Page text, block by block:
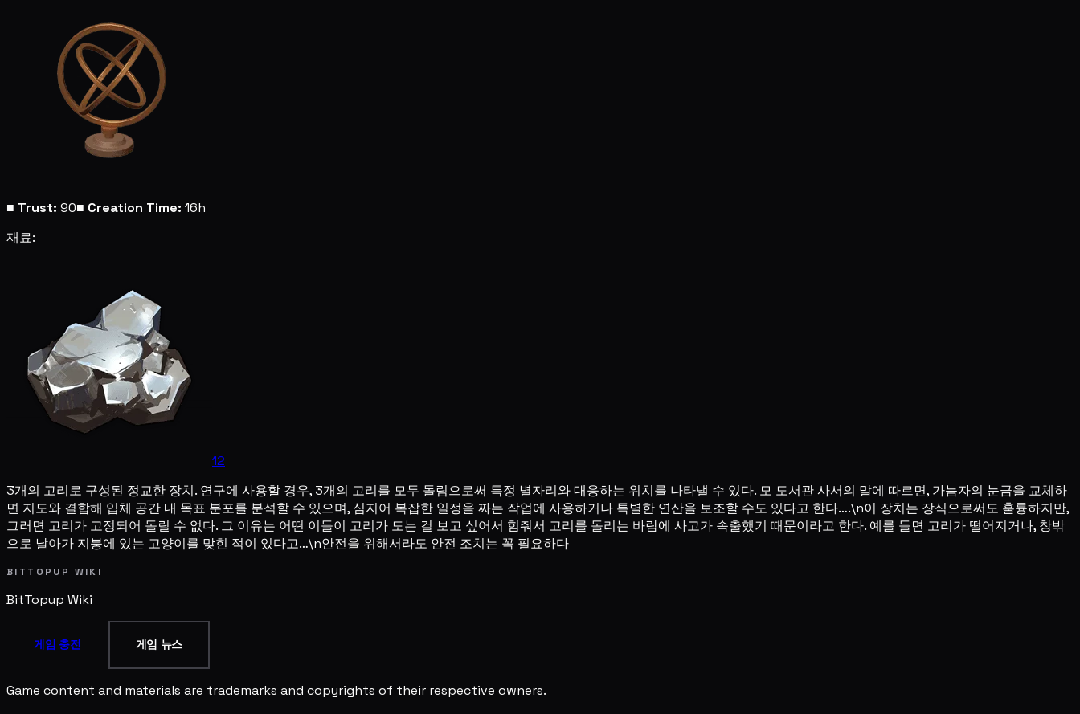
■ Trust: 90■ Creation Time: 16h
재료:
12
3개의 고리로 구성된 정교한 장치. 연구에 사용할 경우, 3개의 고리를 모두 돌림으로써 특정 별자리와 대응하는 위치를 나타낼 수 있다. 모 도서관 사서의 말에 따르면, 가늠자의 눈금을 교체하
면 지도와 결합해 입체 공간 내 목표 분포를 분석할 수 있으며, 심지어 복잡한 일정을 짜는 작업에 사용하거나 특별한 연산을 보조할 수도 있다고 한다….\n이 장치는 장식으로써도 훌륭하지만,
그러면 고리가 고정되어 돌릴 수 없다. 그 이유는 어떤 이들이 고리가 도는 걸 보고 싶어서 힘줘서 고리를 돌리는 바람에 사고가 속출했기 때문이라고 한다. 예를 들면 고리가 떨어지거나, 창밖
으로 날아가 지붕에 있는 고양이를 맞힌 적이 있다고…\n안전을 위해서라도 안전 조치는 꼭 필요하다
BITTOPUP WIKI
BitTopup Wiki
게임 충전 게임 뉴스
Game content and materials are trademarks and copyrights of their respective owners.